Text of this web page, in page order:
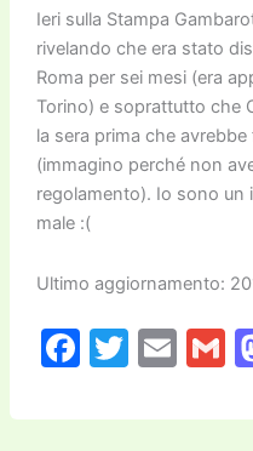
Ieri sulla Stampa
rivelando che era stato
Roma per sei mesi (era
Torino) e soprattutto che
la sera prima che
(immagino perché non
regolamento). Io sono un
male :(
Ultimo aggiornamento:
F
c
T
itt
E
ai
G